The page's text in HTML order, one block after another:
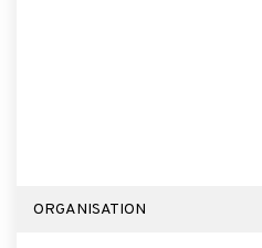
ORGANISATION